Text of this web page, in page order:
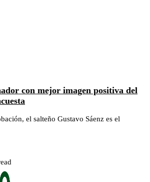
con mejor imagen positiva del
el salteño Gustavo Sáenz es el